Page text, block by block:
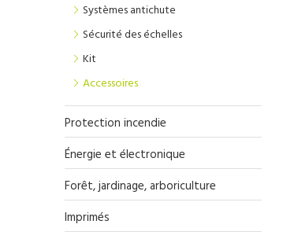
Systèmes antichute
Sécurité des échelles
Kit
Accessoires
Protection incendie
Énergie et électronique
Forêt, jardinage, arboriculture
Imprimés